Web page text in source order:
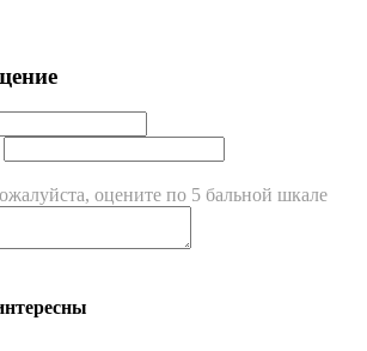
оцените по 5 бальной шкале